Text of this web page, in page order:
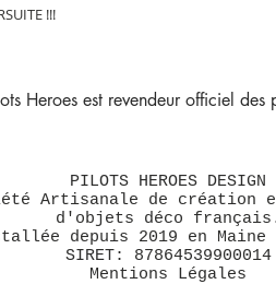
!!!
Heroes est revendeur officiel des
PILOTS HEROES DESIGN
Artisanale de création
d'objets déco
depuis 2019 en
SIRET: 87864539900014
Mentions Légales